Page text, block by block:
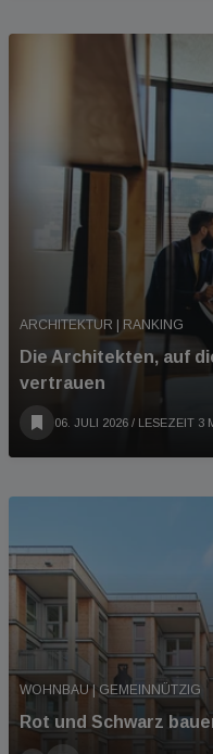
ARCHITEKTUR | RANKING
Die Architekten, auf
vertrauen
06. JULI 2026 / LESEZEIT 3
WOHNBAU | GEMEINNÜTZIG
Rot und Schwarz